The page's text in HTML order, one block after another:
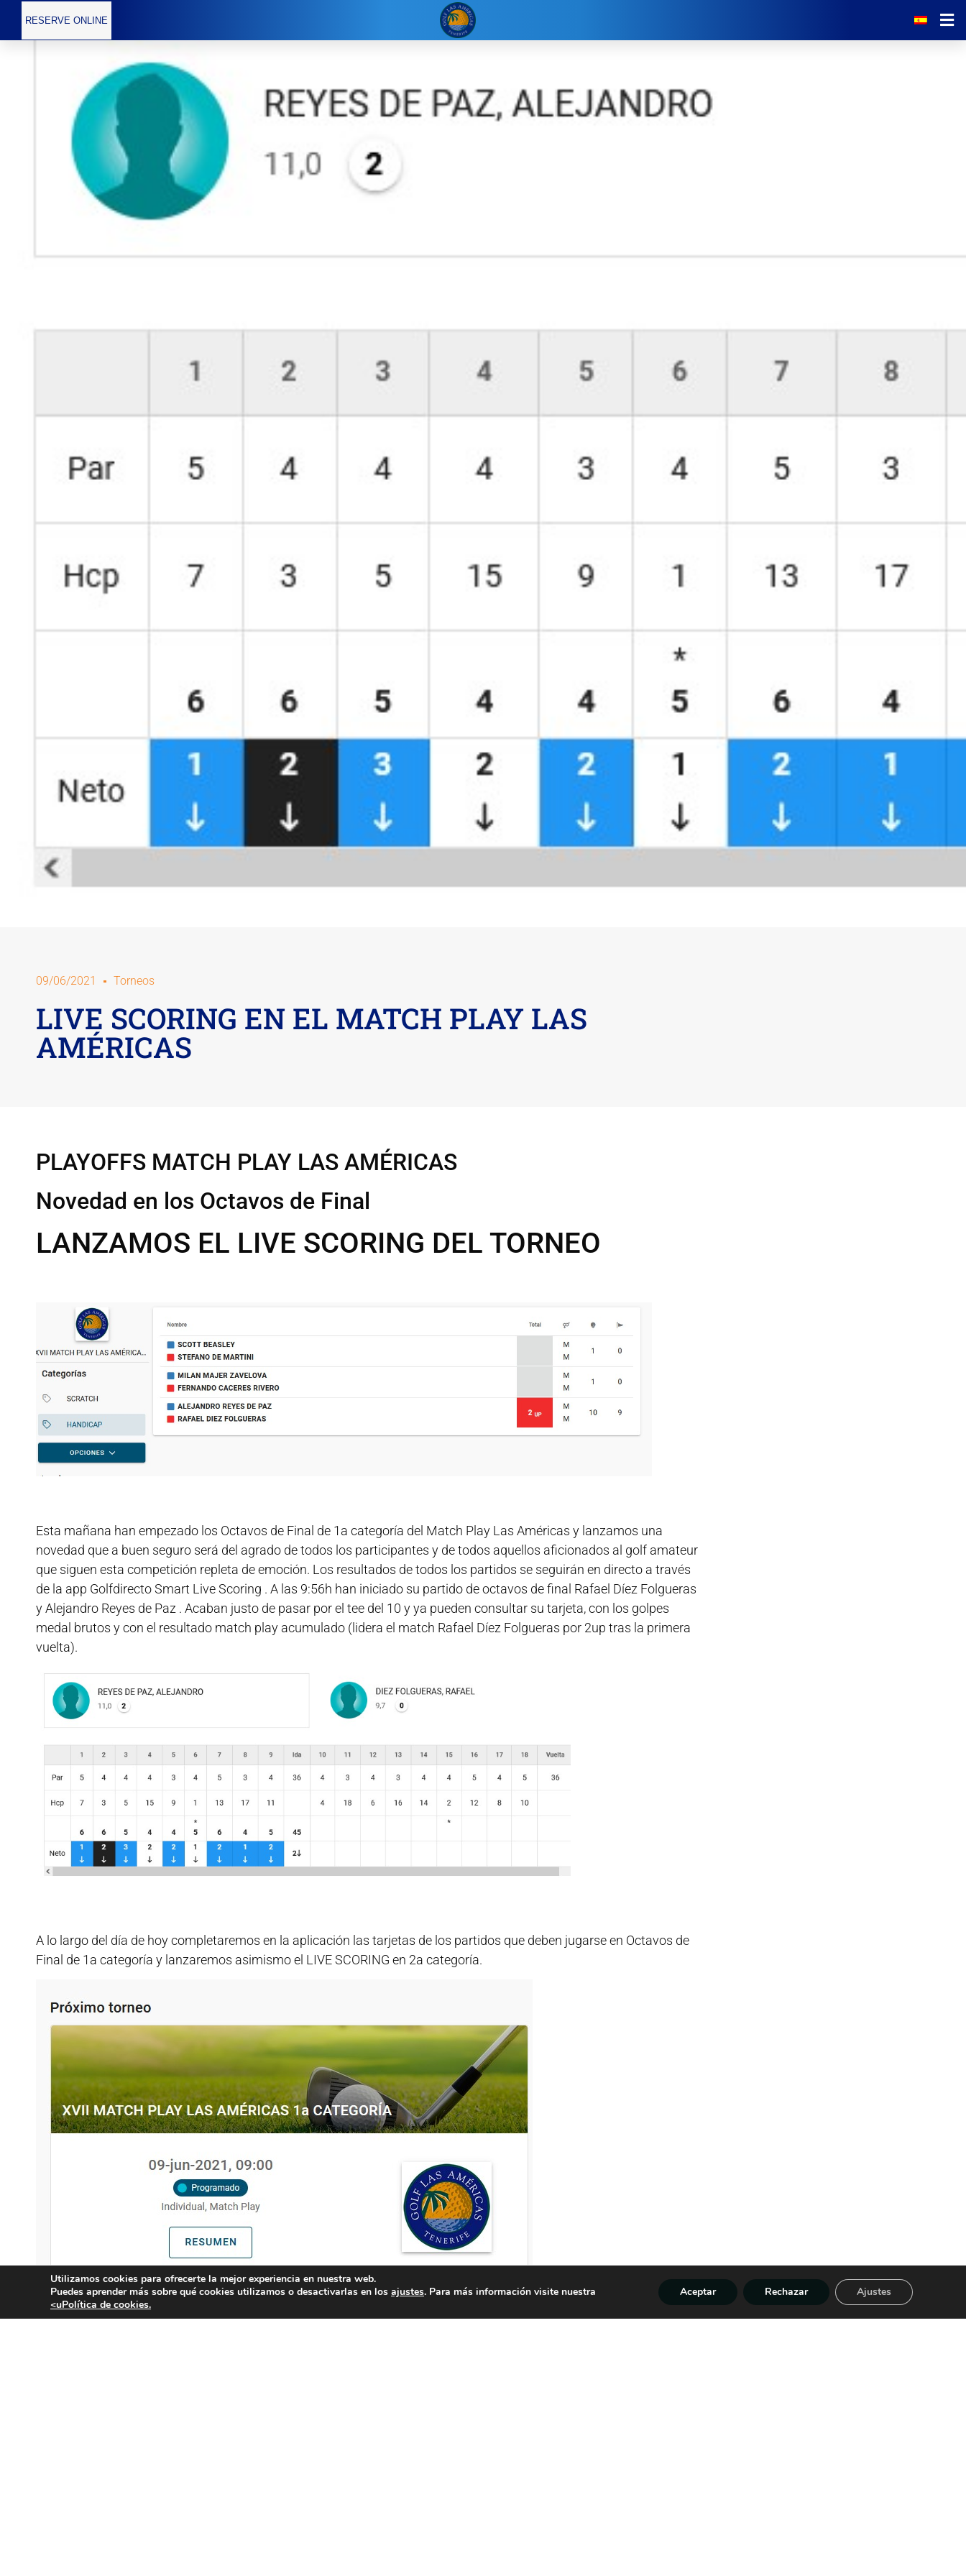
RESERVE ONLINE
Restaurante
Galería
Aviso Legal
09/06/2021 Torneos
LIVE SCORING EN EL MATCH PLAY LAS
AMÉRICAS
PLAYOFFS MATCH PLAY LAS AMÉRICAS
Novedad en los Octavos de Final
LANZAMOS EL LIVE SCORING DEL TORNEO
Esta mañana han empezado los Octavos de Final de 1a categoría del Match Play Las Américas y lanzamos una
novedad que a buen seguro será del agrado de todos los participantes y de todos aquellos aficionados al golf amateur
que siguen esta competición repleta de emoción. Los resultados de todos los partidos se seguirán en directo a través
de la app Golfdirecto Smart Live Scoring . A las 9:56h han iniciado su partido de octavos de final Rafael Díez Folgueras
y Alejandro Reyes de Paz . Acaban justo de pasar por el tee del 10 y ya pueden consultar su tarjeta, con los golpes
medal brutos y con el resultado match play acumulado (lidera el match Rafael Díez Folgueras por 2up tras la primera
vuelta).
A lo largo del día de hoy completaremos en la aplicación las tarjetas de los partidos que deben jugarse en Octavos de
Final de 1a categoría y lanzaremos asimismo el LIVE SCORING en 2a categoría.
MATCH PLAY 1A CATEGORÍA
AVISO LEGAL POLÍTICA DE PRIVACIDAD
Utilizamos cookies para ofrecerte la mejor experiencia en nuestra web.
Puedes aprender más sobre qué cookies utilizamos o desactivarlas en los ajustes. Para más información visite nuestra
<uPolítica de cookies.
Aceptar Rechazar Ajustes